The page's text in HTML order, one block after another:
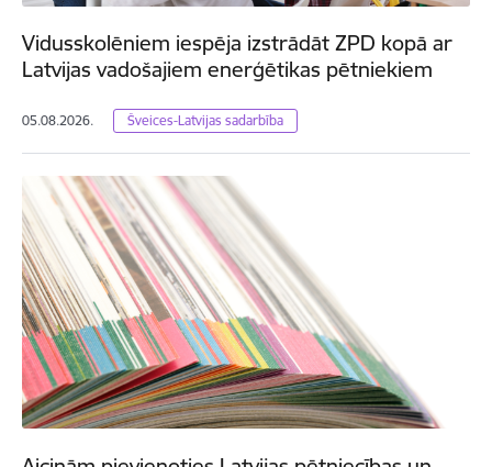
Vidusskolēniem iespēja izstrādāt ZPD kopā ar
Latvijas vadošajiem enerģētikas pētniekiem
05.08.2026. Šveices-Latvijas sadarbība